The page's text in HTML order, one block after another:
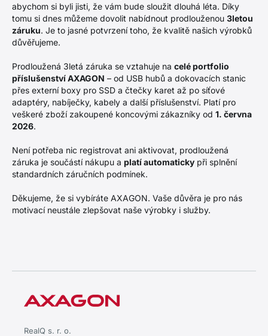
abychom si byli jisti, že vám bude sloužit dlouhá léta. Díky
tomu si dnes můžeme dovolit nabídnout prodlouženou 3letou
záruku. Je to jasné potvrzení toho, že kvalitě našich výrobků
důvěřujeme.
Prodloužená 3letá záruka se vztahuje na celé portfolio
příslušenství AXAGON – od USB hubů a dokovacích stanic
přes externí boxy pro SSD a čtečky karet až po síťové
adaptéry, nabíječky, kabely a další příslušenství. Platí pro
veškeré zboží zakoupené koncovými zákazníky od 1. června
2026.
Není potřeba nic registrovat ani aktivovat, prodloužená
záruka je součástí nákupu a platí automaticky při splnění
standardních záručních podmínek.
Děkujeme, že si vybíráte AXAGON. Vaše důvěra je pro nás
motivací neustále zlepšovat naše výrobky i služby.
RealQ s. r. o.